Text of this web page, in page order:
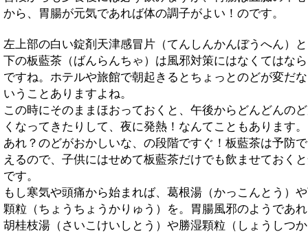
から、胃腸が元気であれば体の調子がよい！のです。
左上部の白い錠剤天津感冒片（てんしんかんぼうへん）
下の板藍茶（ばんらんちゃ）は風邪対策にはなくてはな
ですね。ホテルや旅館で朝起きるとちょっとのどが変だ
いうことありますよね。
この時にそのままほおっておくと、午後からどんどんの
くなってきたりして、夜に発熱！なんてこともあります。
あれ？のどがおかしいな、の段階ですぐ！板藍茶は予防
えるので、子供にはせめて板藍茶だけでも飲ませておく
です。
もし寒気や頭痛から始まれば、葛根湯（かっこんとう）
顆粒（ちょうちょうかりゅう）を。胃腸風邪のようであ
胡桂枝湯（さいこけいしとう）や勝湿顆粒（しょうしつ